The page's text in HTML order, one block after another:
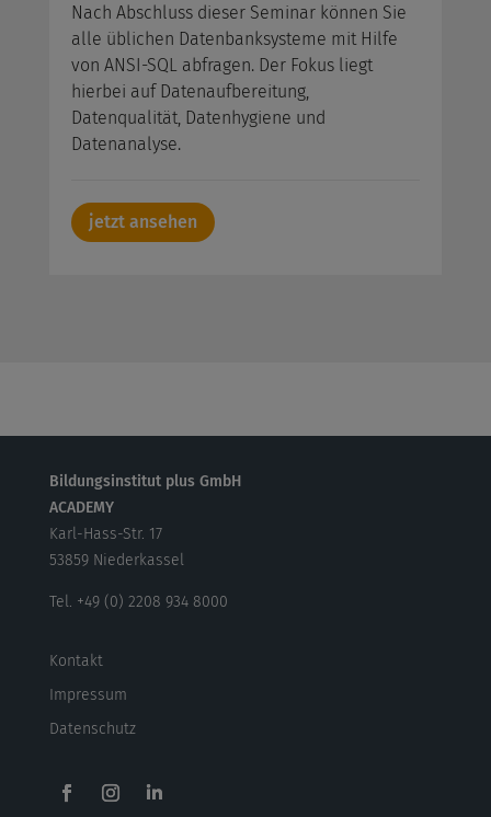
Nach Abschluss dieser Seminar können Sie
alle üblichen Datenbanksysteme mit Hilfe
von ANSI-SQL abfragen. Der Fokus liegt
hierbei auf Datenaufbereitung,
Datenqualität, Datenhygiene und
Datenanalyse.
jetzt ansehen
Bildungsinstitut plus GmbH
ACADEMY
Karl-Hass-Str. 17
53859 Niederkassel
Tel. +49 (0) 2208 934 8000
Kontakt
Impressum
Datenschutz